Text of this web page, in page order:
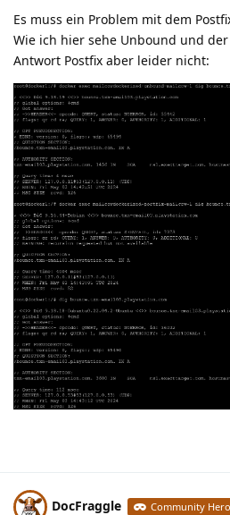
Es muss ein Problem mit dem
Wie ich hier sehe Unbound und
Antwort Postfix aber leider nicht:
DocFraggle Community Hero